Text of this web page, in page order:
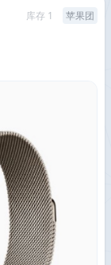
库存 1 苹果团